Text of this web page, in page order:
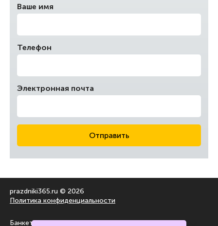
Ваше имя
Телефон
Электронная почта
Отправить
prazdniki365.ru © 2026
Политика конфиденциальности
Банкетные залы На воздухе